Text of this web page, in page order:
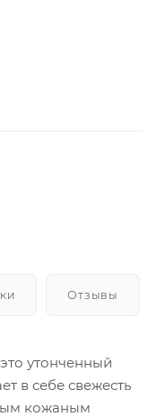
Отзывы
утонченный
в себе свежесть
кожаным